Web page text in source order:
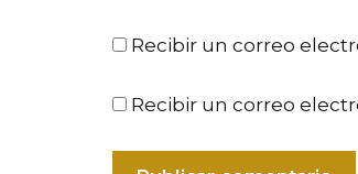
Recibir un correo
Recibir un correo